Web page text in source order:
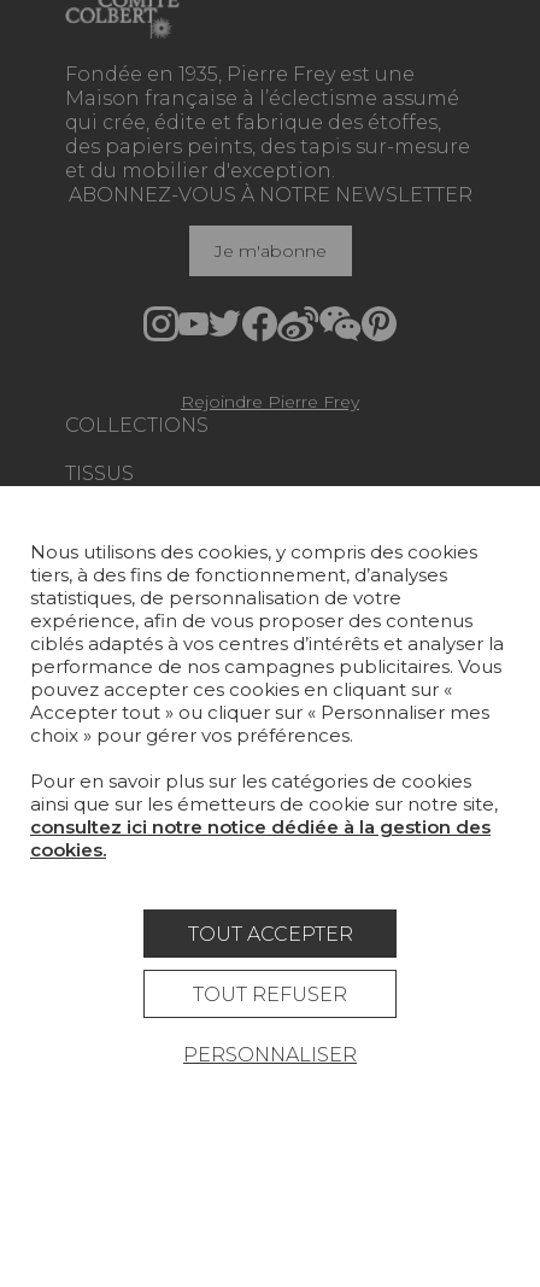
Fondée en 1935, Pierre Frey est une
Maison française à l’éclectisme assumé
qui crée, édite et fabrique des étoffes,
des papiers peints, des tapis sur-mesure
et du mobilier d'exception.
COLLECTIONS
TISSUS
TAPIS ET MOQUETTES
MOBILIER
PROJETS
SUR-MESURE
MAGAZINE
LA MAISON
OÙ NOUS TROUVER ?
ABONNEZ-VOUS À NOTRE NEWSLETTER
Je m'abonne
Rejoindre Pierre Frey
Carrière Contact
Lexique
Nous utilisons des cookies, y compris des cookies
tiers, à des fins de fonctionnement, d’analyses
statistiques, de personnalisation de votre
expérience, afin de vous proposer des contenus
ciblés adaptés à vos centres d’intérêts et analyser la
performance de nos campagnes publicitaires. Vous
pouvez accepter ces cookies en cliquant sur «
Accepter tout » ou cliquer sur « Personnaliser mes
choix » pour gérer vos préférences.
Pour en savoir plus sur les catégories de cookies
ainsi que sur les émetteurs de cookie sur notre site,
consultez ici notre notice dédiée à la gestion des
cookies.
TOUT ACCEPTER
TOUT REFUSER
PERSONNALISER